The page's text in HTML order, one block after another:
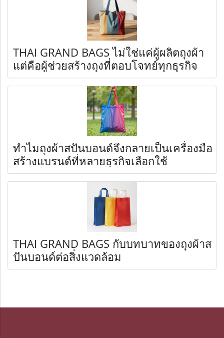
THAI GRAND BAGS ไม่ใช่แค่ผู้ผลิตถุงผ้า
แต่คือผู้ช่วยสร้างถุงที่ตอบโจทย์ทุกธุรกิจ
ทำไมถุงผ้าสปันบอนด์จึงกลายเป็นเครื่องมือ
สร้างแบรนด์ที่หลายธุรกิจเลือกใช้
THAI GRAND BAGS กับบทบาทของถุงผ้าส
ปันบอนด์ต่อสิ่งแวดล้อม